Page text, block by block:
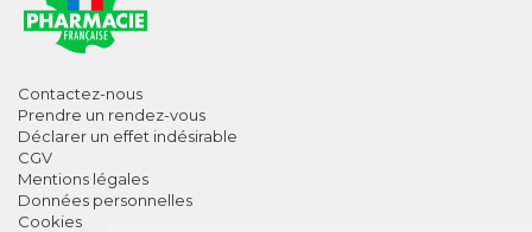
Contactez-nous
Prendre un rendez-vous
Déclarer un effet indésirable
CGV
Mentions légales
Données personnelles
Cookies